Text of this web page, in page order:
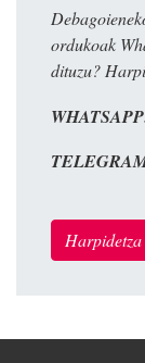
ordukoak
dituzu?